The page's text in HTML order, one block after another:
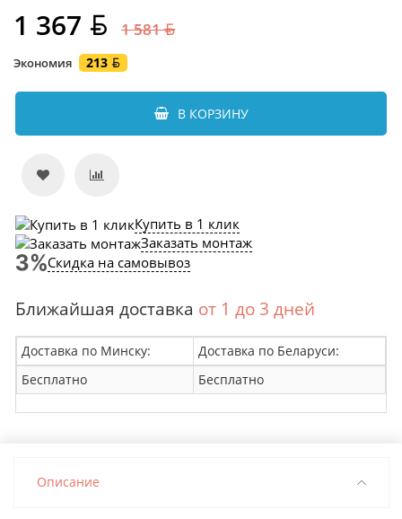
1 367 1 581
Экономия 213
В КОРЗИНУ
Купить в 1 клик
Заказать монтаж
Скидка на самовывоз
Ближайшая доставка от 1 до 3 дней
Доставка по Минску:
Доставка по Беларуси:
Бесплатно
Бесплатно
Описание